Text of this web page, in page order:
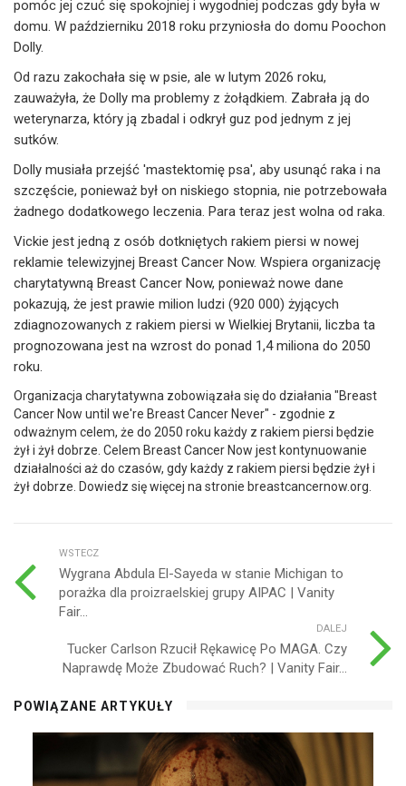
pomóc jej czuć się spokojniej i wygodniej podczas gdy była w
domu. W październiku 2018 roku przyniosła do domu Poochon
Dolly.
Od razu zakochała się w psie, ale w lutym 2026 roku,
zauważyła, że Dolly ma problemy z żołądkiem. Zabrała ją do
weterynarza, który ją zbadal i odkrył guz pod jednym z jej
sutków.
Dolly musiała przejść 'mastektomię psa', aby usunąć raka i na
szczęście, ponieważ był on niskiego stopnia, nie potrzebowała
żadnego dodatkowego leczenia. Para teraz jest wolna od raka.
Vickie jest jedną z osób dotkniętych rakiem piersi w nowej
reklamie telewizyjnej Breast Cancer Now. Wspiera organizację
charytatywną Breast Cancer Now, ponieważ nowe dane
pokazują, że jest prawie milion ludzi (920 000) żyjących
zdiagnozowanych z rakiem piersi w Wielkiej Brytanii, liczba ta
prognozowana jest na wzrost do ponad 1,4 miliona do 2050
roku.
Organizacja charytatywna zobowiązała się do działania "Breast
Cancer Now until we're Breast Cancer Never" - zgodnie z
odważnym celem, że do 2050 roku każdy z rakiem piersi będzie
żył i żył dobrze. Celem Breast Cancer Now jest kontynuowanie
działalności aż do czasów, gdy każdy z rakiem piersi będzie żył i
żył dobrze. Dowiedz się więcej na stronie breastcancernow.org.
WSTECZ
Wygrana Abdula El-Sayeda w stanie Michigan to
porażka dla proizraelskiej grupy AIPAC | Vanity
Fair...
DALEJ
Tucker Carlson Rzucił Rękawicę Po MAGA. Czy
Naprawdę Może Zbudować Ruch? | Vanity Fair...
POWIĄZANE ARTYKUŁY